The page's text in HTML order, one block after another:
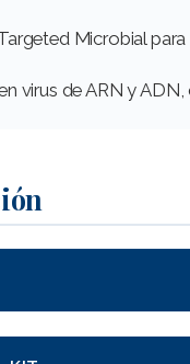
Microbial
virus de ARN y